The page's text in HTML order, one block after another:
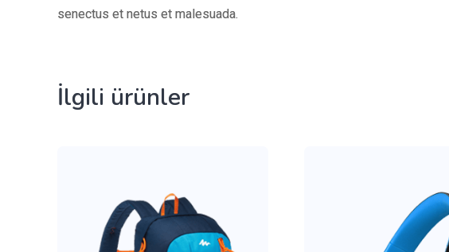
senectus et netus et malesuada.
İlgili ürünler